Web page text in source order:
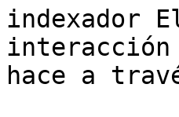
indexador
hace a